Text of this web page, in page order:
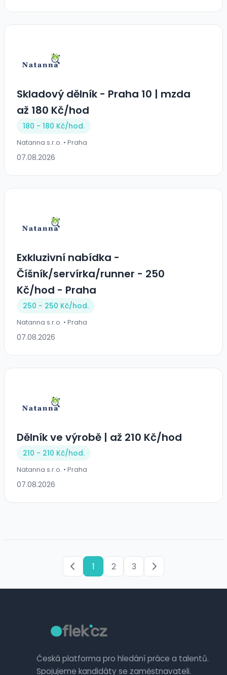
Skladový dělník - Praha 10 | mzda
až 180 Kč/hod
180 - 180 Kč/hod.
Natanna s.r.o. • Praha
07.08.2026
Exkluzivní nabídka -
Číšník/servírka/runner - 250
Kč/hod - Praha
250 - 250 Kč/hod.
Natanna s.r.o. • Praha
07.08.2026
Dělník ve výrobě | až 210 Kč/hod
210 - 210 Kč/hod.
Natanna s.r.o. • Praha
07.08.2026
1 2 3
Česká platforma pro hledání práce a talentů.
Spojujeme kandidáty se zaměstnavateli.